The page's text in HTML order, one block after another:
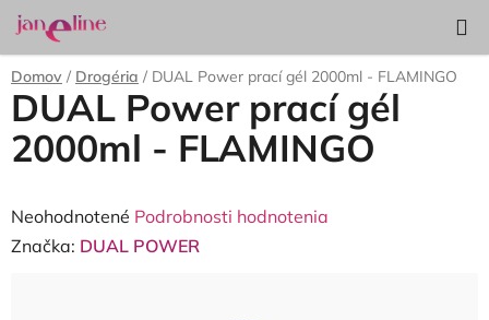
Prejsť
na
obsah
KOŠÍK
Domov / Drogéria / DUAL Power prací gél 2000ml - FLAMINGO
DUAL Power prací gél
2000ml - FLAMINGO
Priemerné
hodnotenie
Neohodnotené Podrobnosti hodnotenia
Značka: DUAL POWER